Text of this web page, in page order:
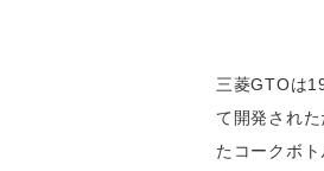
三菱GTOは
て開発され
たコークボ